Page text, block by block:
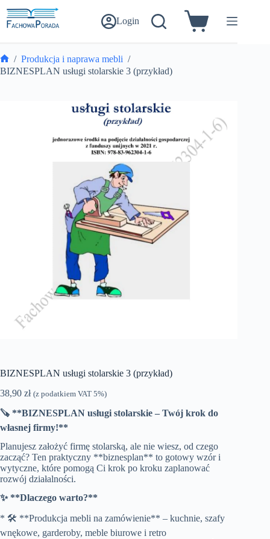
do
treści
Login Koszyk
Strona
/ Produkcja i naprawa mebli /
BIZNESPLAN usługi stolarskie 3 (przykład)
BIZNESPLAN usługi stolarskie 3 (przykład)
38,90 zł (z podatkiem VAT 5%)
🪚 **BIZNESPLAN usługi stolarskie – Twój krok do
własnej firmy!**
Planujesz założyć firmę stolarską, ale nie wiesz, od czego
zacząć? Ten praktyczny **biznesplan** to gotowy wzór i
wytyczne, które pomogą Ci krok po kroku zaplanować
rozwój działalności.
✨ **Dlaczego warto?**
* 🛠️ **Produkcja mebli na zamówienie** – kuchnie, szafy
wnękowe, garderoby, meble biurowe i retro